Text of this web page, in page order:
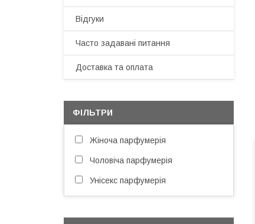
Відгуки
Часто задавані питання
Доставка та оплата
ФІЛЬТРИ
Жіноча парфумерія
Чоловіча парфумерія
Унісекс парфумерія